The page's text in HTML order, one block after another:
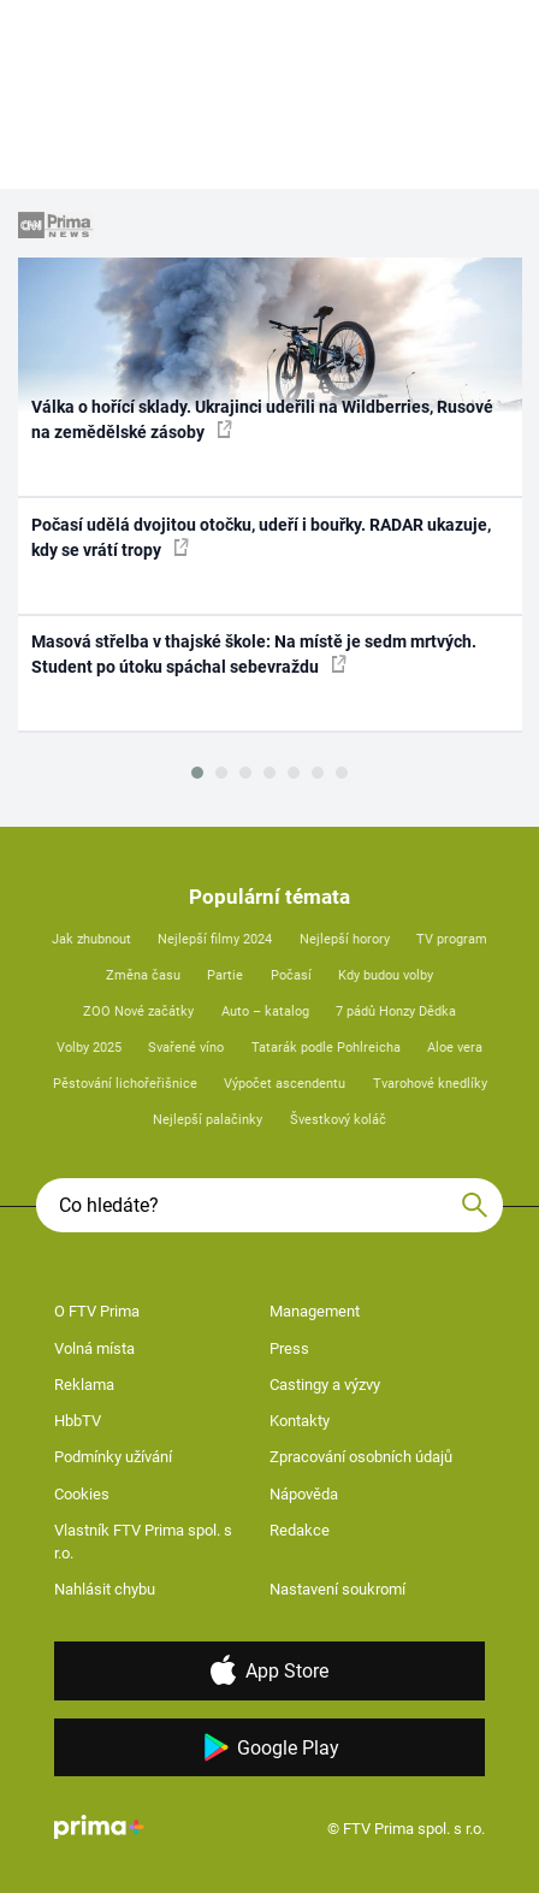
Válka o hořící sklady. Ukrajinci udeřili na Wildberries, Rusové
na zemědělské zásoby
Počasí udělá dvojitou otočku, udeří i bouřky. RADAR ukazuje,
kdy se vrátí tropy
Masová střelba v thajské škole: Na místě je sedm mrtvých.
Student po útoku spáchal sebevraždu
Populární témata
Jak zhubnout Nejlepší filmy 2024 Nejlepší horory TV program
Změna času Partie Počasí Kdy budou volby
ZOO Nové začátky Auto – katalog 7 pádů Honzy Dědka
Volby 2025 Svařené víno Tatarák podle Pohlreicha Aloe vera
Pěstování lichořeřišnice Výpočet ascendentu Tvarohové knedlíky
Nejlepší palačinky Švestkový koláč
O FTV Prima Management
Volná místa Press
Reklama Castingy a výzvy
HbbTV Kontakty
Podmínky užívání Zpracování osobních údajů
Cookies Nápověda
Vlastník FTV Prima spol. s
r.o.
Redakce
Nahlásit chybu Nastavení soukromí
App Store
Google Play
© FTV Prima spol. s r.o.